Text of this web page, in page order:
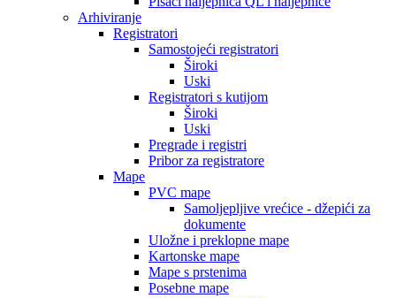
Arhiviranje
Registratori
Samostojeći registratori
Široki
Uski
Registratori s kutijom
Široki
Uski
Pregrade i registri
Pribor za registratore
Mape
PVC mape
Samoljepljive vrećice - džepići za
dokumente
Uložne i preklopne mape
Kartonske mape
Mape s prstenima
Posebne mape